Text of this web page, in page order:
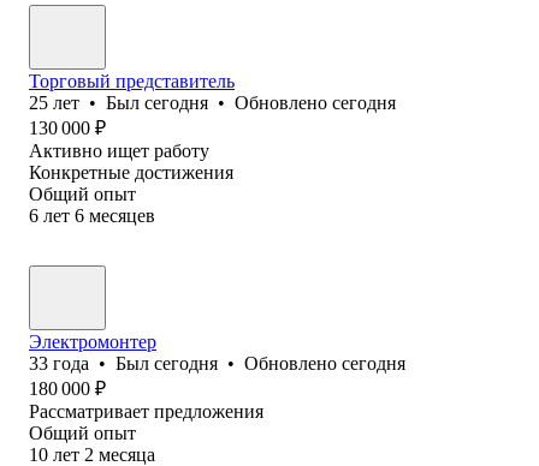
Торговый представитель
25 лет • Был сегодня • Обновлено сегодня
130 000 ₽
Активно ищет работу
Конкретные достижения
Общий опыт
6 лет 6 месяцев
Электромонтер
33 года • Был сегодня • Обновлено сегодня
180 000 ₽
Рассматривает предложения
Общий опыт
10 лет 2 месяца